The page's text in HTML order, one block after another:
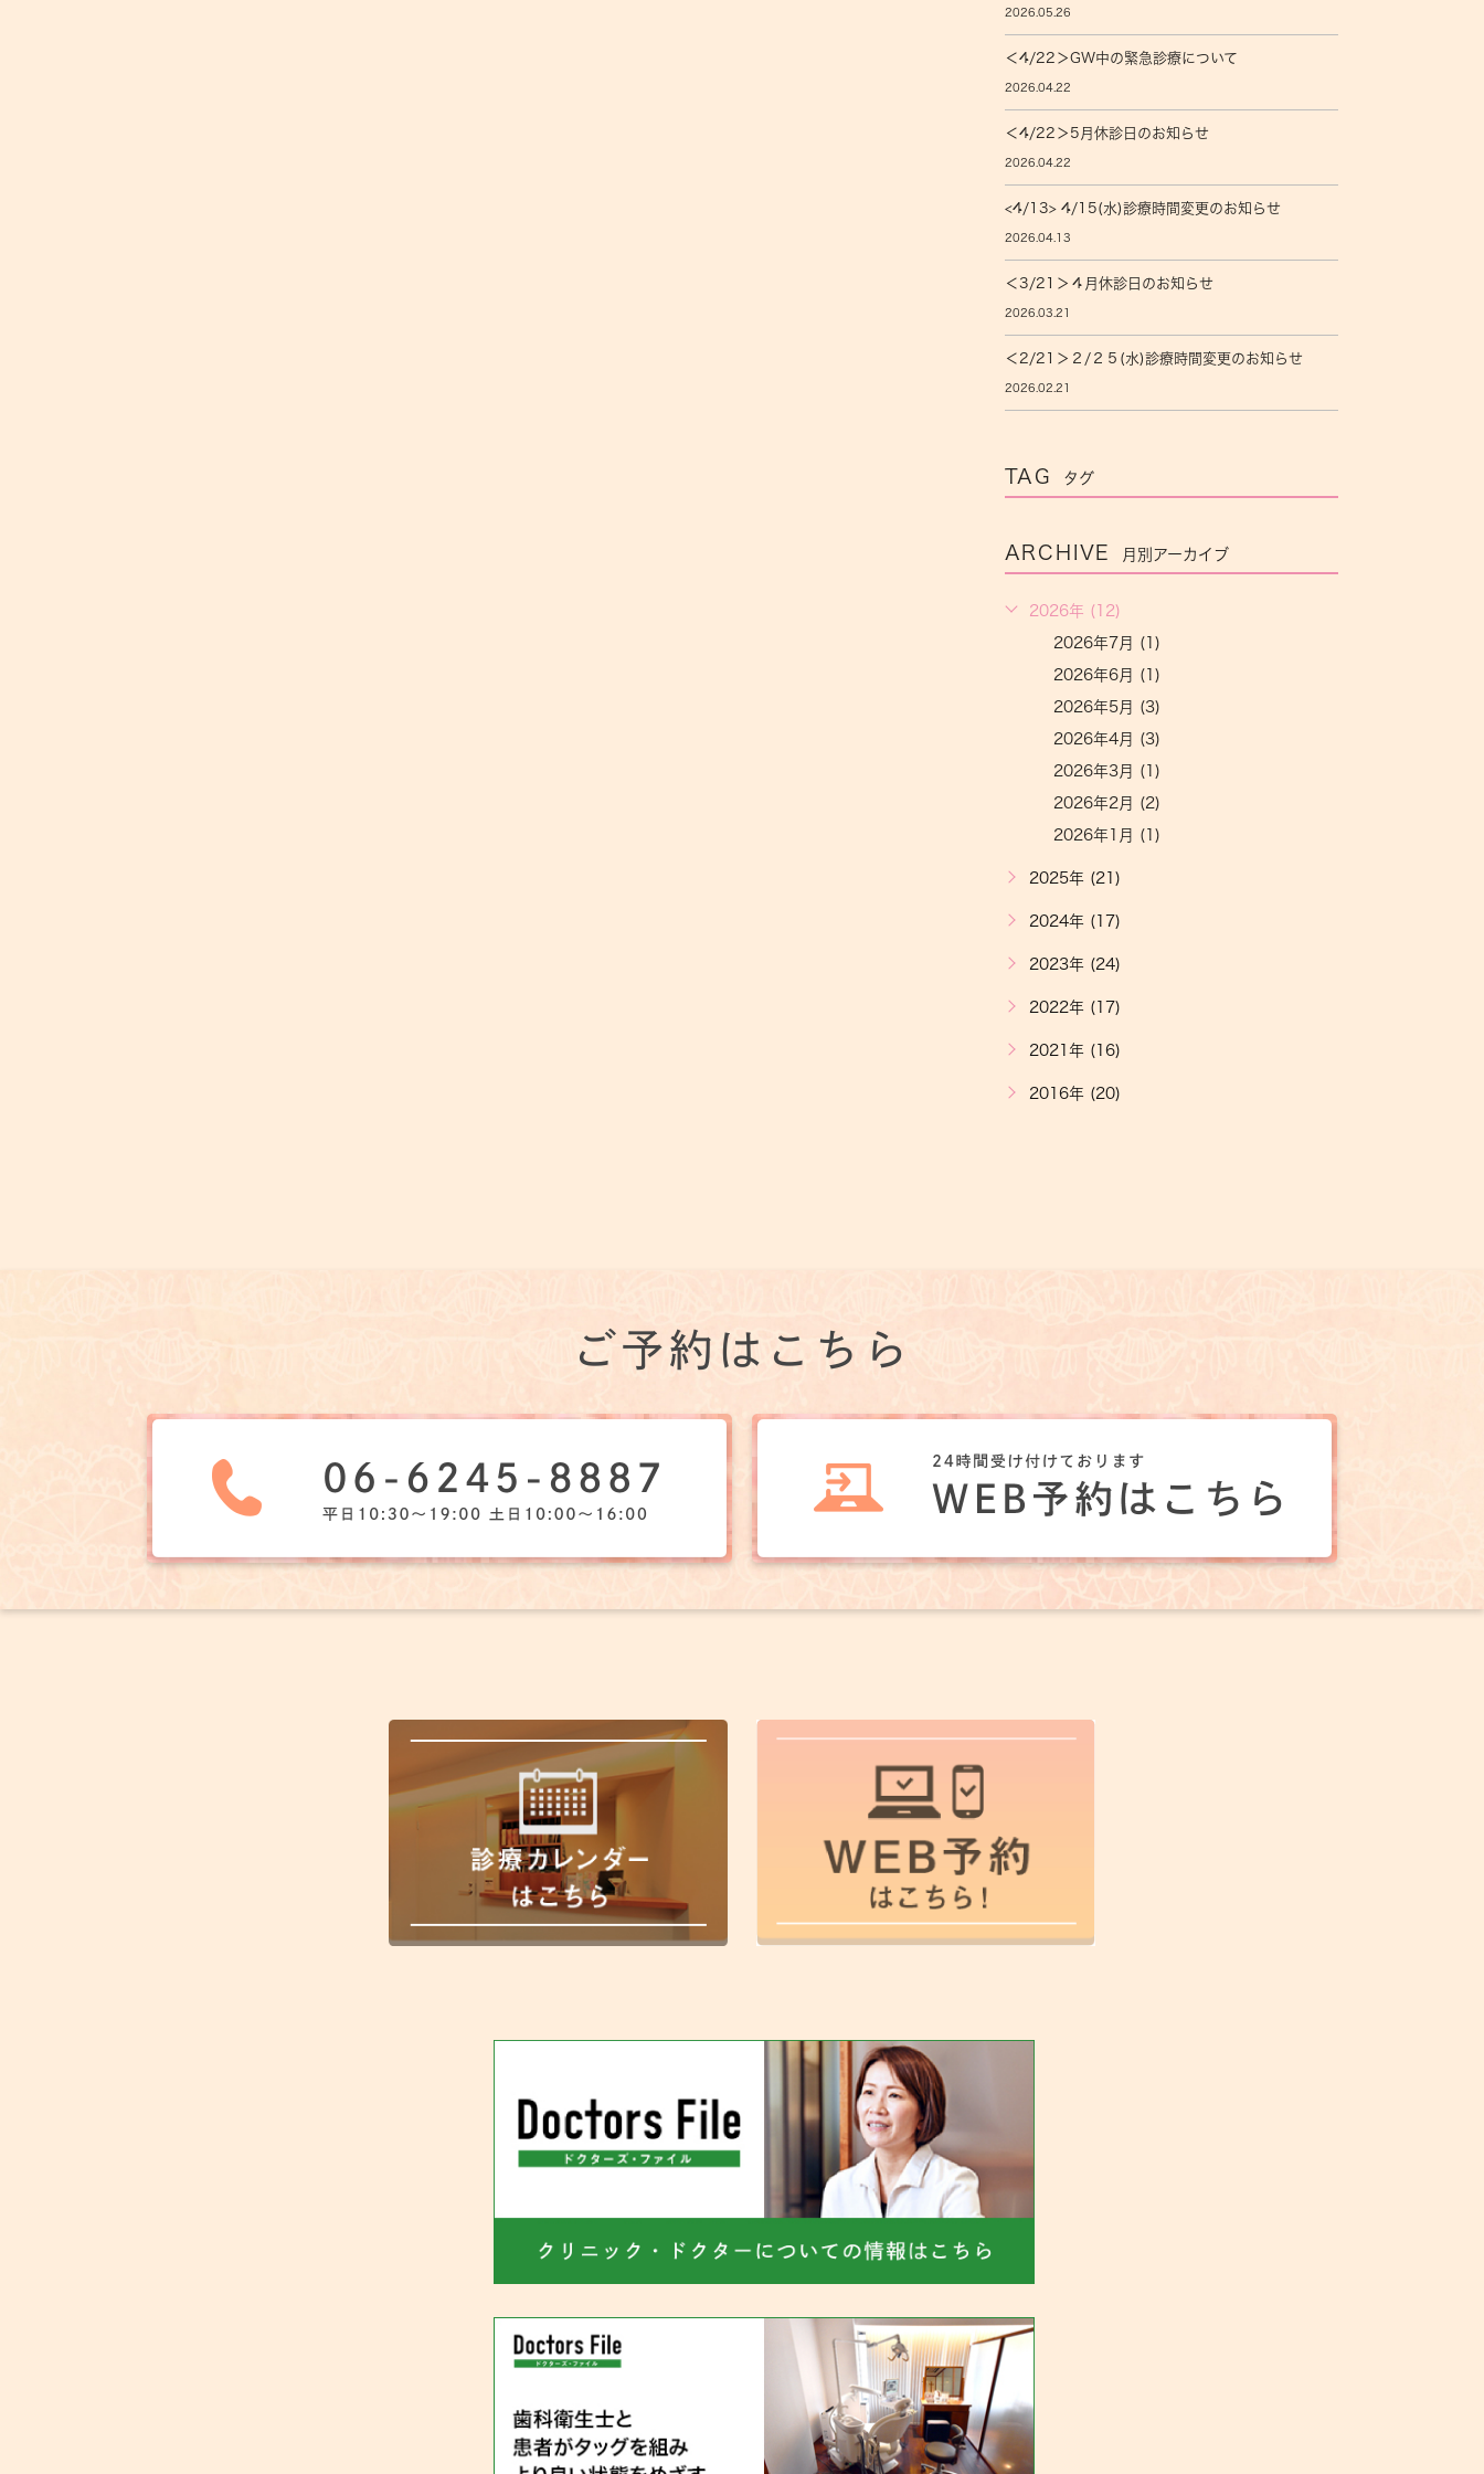
2026.05.26
＜4/22＞GW中の緊急診療について
2026.04.22
＜4/22＞5月休診日のお知らせ
2026.04.22
<4/13> 4/15(水)診療時間変更のお知らせ
2026.04.13
＜3/21＞４月休診日のお知らせ
2026.03.21
＜2/21＞２/２５(水)診療時間変更のお知らせ
2026.02.21
TAG タグ
ARCHIVE 月別アーカイブ
2026年 (12)
2026年7月 (1)
2026年6月 (1)
2026年5月 (3)
2026年4月 (3)
2026年3月 (1)
2026年2月 (2)
2026年1月 (1)
2025年 (21)
2024年 (17)
2023年 (24)
2022年 (17)
2021年 (16)
2016年 (20)
ご予約はこちら